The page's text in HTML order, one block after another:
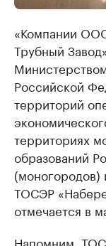
«Компании
Трубный
Российской
территорий
территориях
образований
(моногородов)
ТОСЭР
отмечается в
Напомним,